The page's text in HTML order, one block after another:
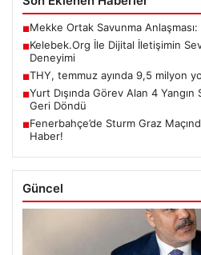
■Mekke Ortak Savunma
■Kelebek.Org İle Dijital İletişimin
Deneyimi
■THY, temmuz ayında 9,5 milyon
■Yurt Dışında Görev Alan 4 Yangın
Geri Döndü
■Fenerbahçe’de Sturm Graz
Haber!
Güncel